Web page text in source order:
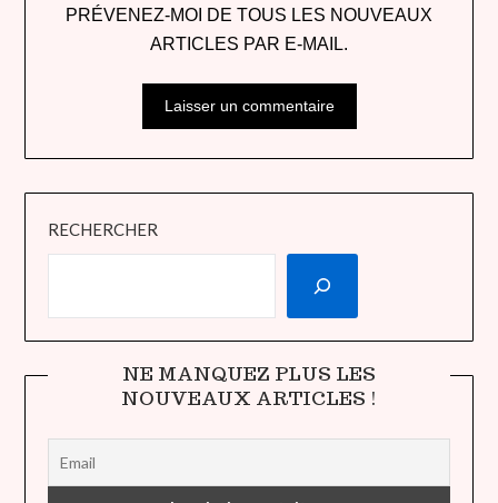
PRÉVENEZ-MOI DE TOUS LES NOUVEAUX
ARTICLES PAR E-MAIL.
RECHERCHER
NE MANQUEZ PLUS LES
NOUVEAUX ARTICLES !